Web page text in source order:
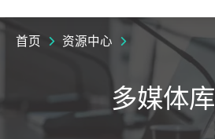
首页 资源中心
多媒体库